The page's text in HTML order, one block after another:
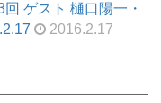
ゲスト 樋口陽一・
2016.2.17